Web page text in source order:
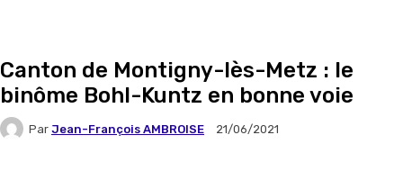
Canton de Montigny-lès-Metz : le
binôme Bohl-Kuntz en bonne voie
Par Jean-François AMBROISE 21/06/2021